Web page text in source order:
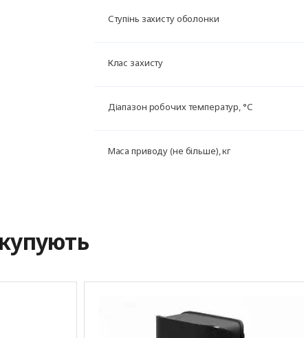
Ступінь захисту оболонки
Клас захисту
Діапазон робочих температур, °С
Маса приводу (не більше), кг